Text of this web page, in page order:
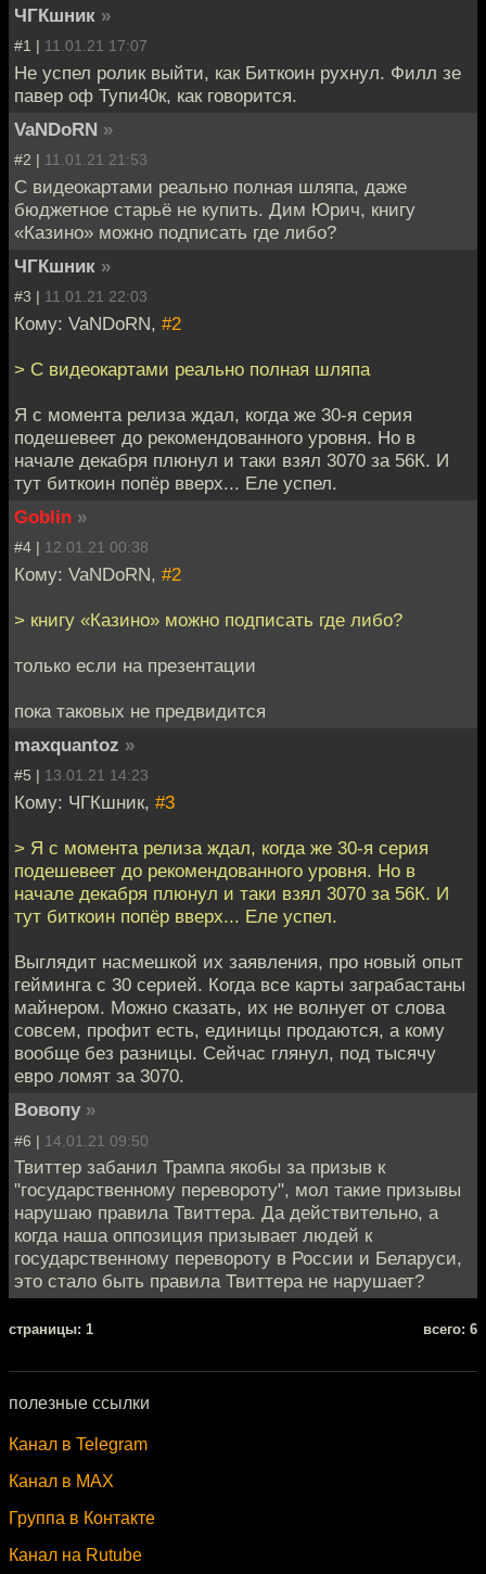
ЧГКшник »
#1 | 11.01.21 17:07
Не успел ролик выйти, как Биткоин рухнул. Филл зе
павер оф Тупи40к, как говорится.
VaNDoRN »
#2 | 11.01.21 21:53
С видеокартами реально полная шляпа, даже
бюджетное старьё не купить. Дим Юрич, книгу
«Казино» можно подписать где либо?
ЧГКшник »
#3 | 11.01.21 22:03
Кому: VaNDoRN, #2
> С видеокартами реально полная шляпа
Я с момента релиза ждал, когда же 30-я серия
подешевеет до рекомендованного уровня. Но в
начале декабря плюнул и таки взял 3070 за 56К. И
тут биткоин попёр вверх... Еле успел.
Goblin »
#4 | 12.01.21 00:38
Кому: VaNDoRN, #2
> книгу «Казино» можно подписать где либо?
только если на презентации
пока таковых не предвидится
maxquantoz »
#5 | 13.01.21 14:23
Кому: ЧГКшник, #3
> Я с момента релиза ждал, когда же 30-я серия
подешевеет до рекомендованного уровня. Но в
начале декабря плюнул и таки взял 3070 за 56К. И
тут биткоин попёр вверх... Еле успел.
Выглядит насмешкой их заявления, про новый опыт
гейминга с 30 серией. Когда все карты заграбастаны
майнером. Можно сказать, их не волнует от слова
совсем, профит есть, единицы продаются, а кому
вообще без разницы. Сейчас глянул, под тысячу
евро ломят за 3070.
Вовопу »
#6 | 14.01.21 09:50
Твиттер забанил Трампа якобы за призыв к
"государственному перевороту", мол такие призывы
нарушаю правила Твиттера. Да действительно, а
когда наша оппозиция призывает людей к
государственному перевороту в России и Беларуси,
это стало быть правила Твиттера не нарушает?
cтраницы: 1 всего: 6
полезные ссылки
Канал в Telegram
Канал в MAX
Группа в Контакте
Канал на Rutube